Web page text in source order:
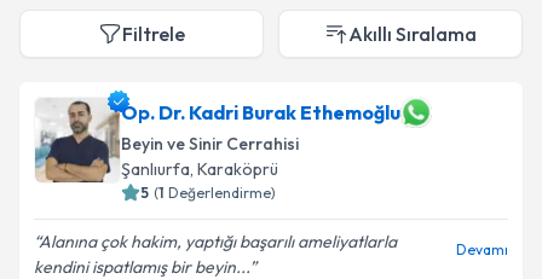
Filtrele Akıllı Sıralama
Op. Dr. Kadri Burak Ethemoğlu
Beyin ve Sinir Cerrahisi
Şanlıurfa, Karaköprü
5 (1 Değerlendirme)
Alanına çok hakim, yaptığı başarılı ameliyatlarla
kendini ispatlamış bir beyin...
Devamı